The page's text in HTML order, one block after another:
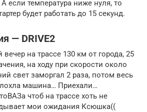
если температура ниже нуля, то
будет работать до 15 секунд.
— DRIVE2
на трассе 130 км от города, 25
на ходу при скорости около
свет заморгал 2 раза, потом весь
машина… Приехали…
чтоб на трассе хоть не
мои ожидания Ксюшка((